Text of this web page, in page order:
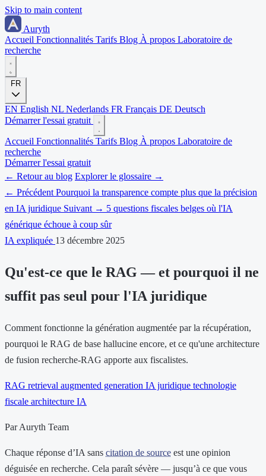
Skip to main content
Auryth
Accueil Fonctionnalités Tarifs Blog À propos Laboratoire de
recherche
FR
EN English NL Nederlands FR Français DE Deutsch
Démarrer l'essai gratuit
Accueil Fonctionnalités Tarifs Blog À propos Laboratoire de
recherche
Démarrer l'essai gratuit
← Retour au blog Explorer le glossaire →
← Précédent Pourquoi la transparence compte plus que la précision
en IA juridique Suivant → 5 questions fiscales belges où l'IA
générique échoue à coup sûr
IA expliquée 13 décembre 2025
Qu'est-ce que le RAG — et pourquoi il ne
suffit pas seul pour l'IA juridique
Comment fonctionne la génération augmentée par la récupération,
pourquoi le RAG de base hallucine encore, et ce qu'une architecture
de fusion recherche-RAG apporte aux fiscalistes.
RAG retrieval augmented generation IA juridique technologie
fiscale architecture IA
Par Auryth Team
Chaque réponse d’IA sans citation de source est une opinion
déguisée en recherche. Cela paraît sévère — jusqu’à ce que vous